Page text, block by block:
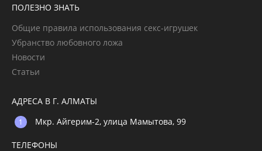
ПОЛЕЗНО ЗНАТЬ
Общие правила использования секс-игрушек
Убранство любовного ложа
Новости
Статьи
АДРЕСА В Г. АЛМАТЫ
Мкр. Айгерим-2, улица Мамытова, 99
ТЕЛЕФОНЫ